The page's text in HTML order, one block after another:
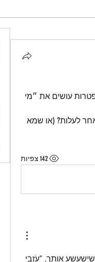
142 צפיות
אותך. "